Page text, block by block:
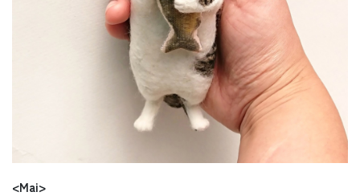
<Mai>